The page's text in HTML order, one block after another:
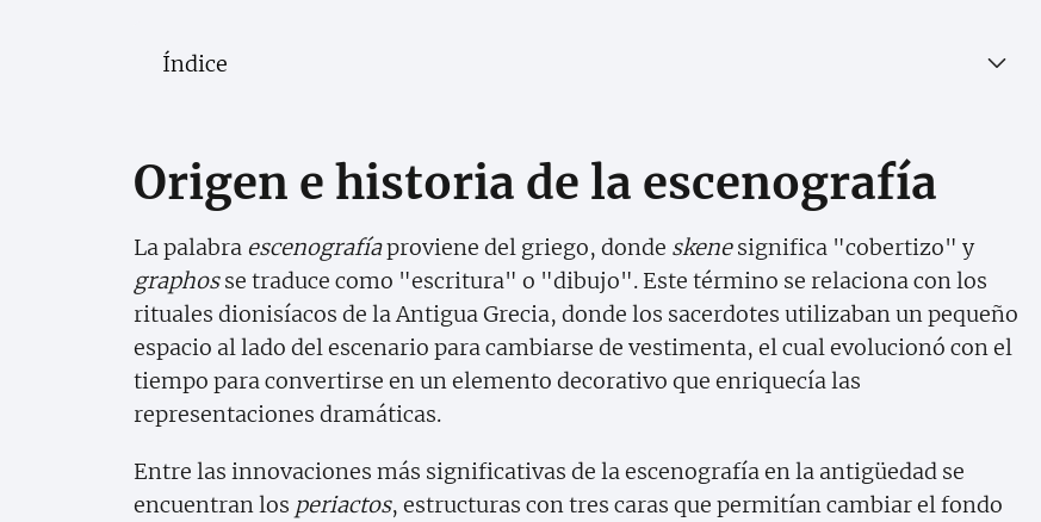
Índice
Origen e historia de la escenografía
La palabra escenografíaproviene del griego, donde skenesignifica "cobertizo" y
graphosse traduce como "escritura" o "dibujo". Este término se relaciona con los
rituales dionisíacos de la Antigua Grecia, donde los sacerdotes utilizaban un pequeño
espacio al lado del escenario para cambiarse de vestimenta, el cual evolucionó con el
tiempo para convertirse en un elemento decorativo que enriquecía las
representaciones dramáticas.
Entre las innovaciones más significativas de la escenografía en la antigüedad se
encuentran los periactos, estructuras con tres caras que permitían cambiar el fondo